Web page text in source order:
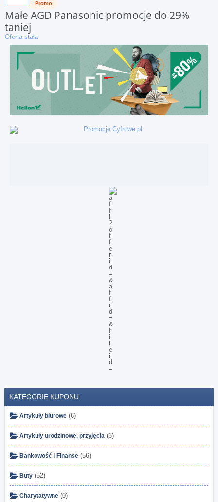
Promo
Małe AGD Panasonic promocje do 29%
taniej
Oferta stała
KATEGORIE KUPONU
Artykuły biurowe (6)
Artykuły urodzinowe, przyjęcia (6)
Bankowość i Finanse (56)
Buty (52)
Charytatywne (0)